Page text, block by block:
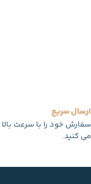
ارسال سریع
سفارش خود را با سرعت
می کنید.